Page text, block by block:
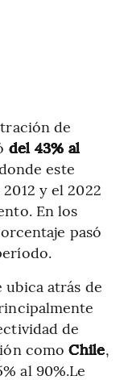
de
del 43% al
este
y el 2022
En los
pasó
ubica atrás de
de
comoChile,
al 90%.Le